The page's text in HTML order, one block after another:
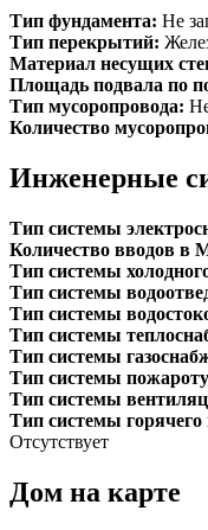
Тип фундамента: Не
Тип перекрытий:
Материал несущих
Площадь подвала по
Тип мусоропровода:
Количество
Инженерные
Тип системы
Количество вводов в
Тип системы
Тип системы
Тип системы
Тип системы
Тип системы
Тип системы
Тип системы
Тип системы горячего
Отсутствует
Дом на карте